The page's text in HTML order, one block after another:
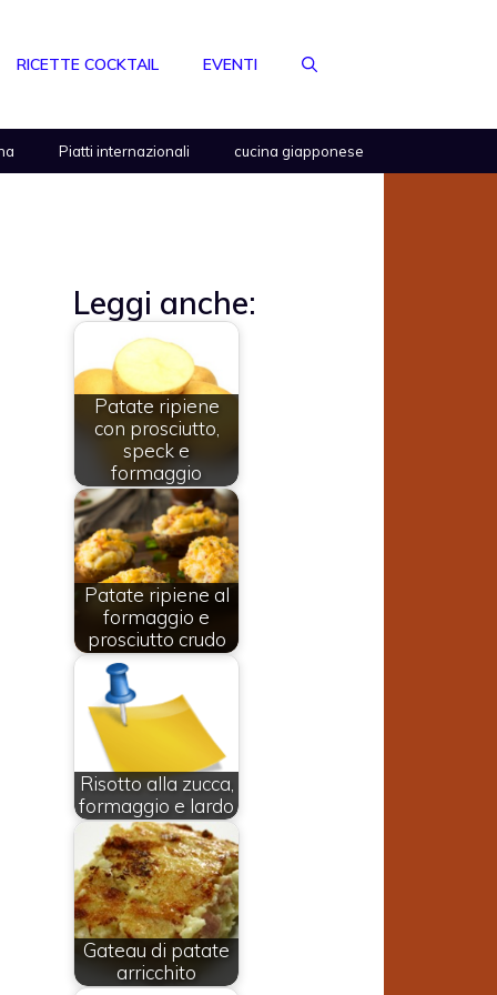
RICETTE COCKTAIL EVENTI
Piatti internazionali cucina giapponese
Leggi anche:
Patate ripiene
con prosciutto,
speck e
formaggio
Patate ripiene al
formaggio e
prosciutto crudo
Risotto alla zucca,
formaggio e lardo
Gateau di patate
arricchito